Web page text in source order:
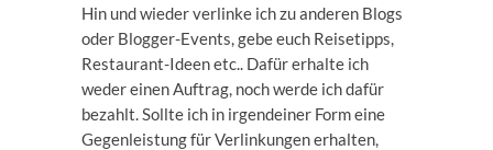
Hin und wieder verlinke ich zu anderen Blogs
oder Blogger-Events, gebe euch Reisetipps,
Restaurant-Ideen etc.. Dafür erhalte ich
weder einen Auftrag, noch werde ich dafür
bezahlt. Sollte ich in irgendeiner Form eine
Gegenleistung für Verlinkungen erhalten,